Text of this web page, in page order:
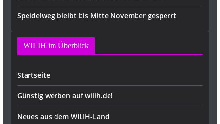
Speidelweg bleibt bis Mitte November gesperrt
WILIH im Überblick
Startseite
Günstig werben auf wilih.de!
Neues aus dem WILIH-Land